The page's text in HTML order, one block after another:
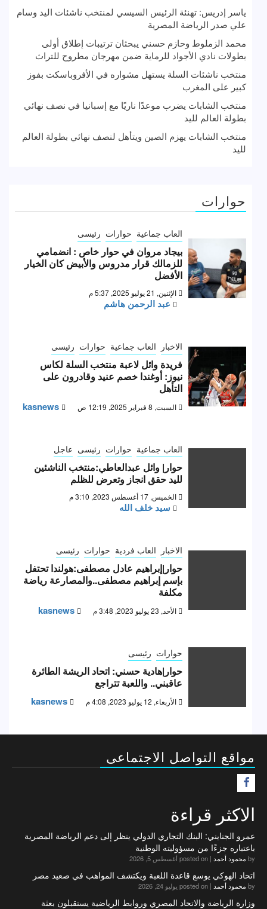
ياسر إدريس: تهنئة الرئيس السيسي لمنتخب ناشئات اليد وسام
علي صدر الرياضة المصرية
محمد الزملوط وحازم حسني يبحثان ترتيبات إطلاق أولى
بطولات نادي الأجواد للرماية ضمن مهرجان مطروح للتراث
منتخب ناشئات السلة يستهل مشواره في الأفروباسكت بفوز
كبير على المغرب
منتخب الشابات يضرب موعدًا ناريًا مع إسبانيا في نصف نهائي
بطولة العالم لليد
منتخب الشابات يهزم الصين ويتأهل لنصف نهائي بطولة العالم
لليد
حوارات
العاب جماعية حوارات رئيسى
بيجاد مروان في حوار خاص : انضمامي
للزمالك قرار مدروس والأبيض كان الخيار
الأفضل
الإثنين, 21 يوليو 2025, 5:37 م
عبد الرحمن هاشم
الاخبار العاب جماعية حوارات رئيسى
فريدة وائل لاعبة منتخب السلة لكاس
نيوز: أوغندا خصم عنيد وقادرون على
التأهل
السبت, 8 فبراير 2025, 12:19 ص kasnews
العاب جماعية حوارات رئيسى عاجل
حوار| وائل عبدالعاطي:منتخب الناشئين
لليد حقق انجاز وتعرض للظلم
الخميس, 17 أغسطس 2023, 3:10 م
سيد خلف الله
الاخبار العاب فردية حوارات رئيسى
حوار|إبراهيم عادل مصطفى:هولندا تحتفل
بإسم إبراهيم مصطفى..والمصارعة رياضة
مكلفة
الأحد, 23 يوليو 2023, 3:48 م kasnews
حوارات رئيسى
حوار|هادية حسني: اتحاد الريشة الطائرة
عاقبني.. واللعبة تتراجع
الأربعاء, 12 يوليو 2023, 4:08 م kasnews
مواقع التواصل الاجتماعى
الاكثر قراءة
عمرو الجنايني: البنك التجاري الدولي ينظر إلى دعم الرياضة المصرية
باعتباره جزءًا من مسؤوليته الوطنية
by محمود أحمد | posted on أغسطس 5, 2026
اتحاد الهوكي يوسع قاعدة اللعبة ويكتشف المواهب في صعيد مصر
by محمود أحمد | posted on يوليو 24, 2026
وزارة الرياضة والاتحاد المصري وروابط الرياضية يستقبلون بعثة